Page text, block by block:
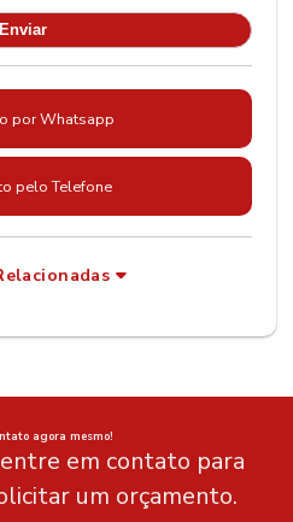
por Whatsapp
pelo Telefone
agora mesmo!
em contato para
um orçamento.